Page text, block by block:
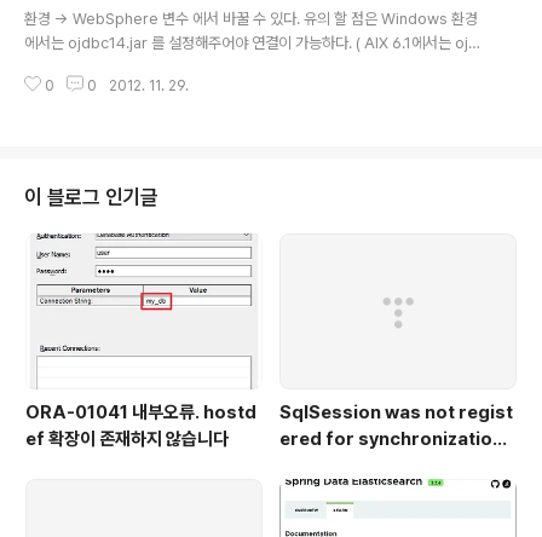
환경 -> WebSphere 변수 에서 바꿀 수 있다. 유의 할 점은 Windows 환경
에서는 ojdbc14.jar 를 설정해주어야 연결이 가능하다. ( AIX 6.1에서는 ojdb
0 0 2012. 11. 29.
이 블로그 인기글
ORA-01041 내부오류. hostd
ef 확장이 존재하지 않습니다
SqlSession was not regist
ered for synchronization
s not active.